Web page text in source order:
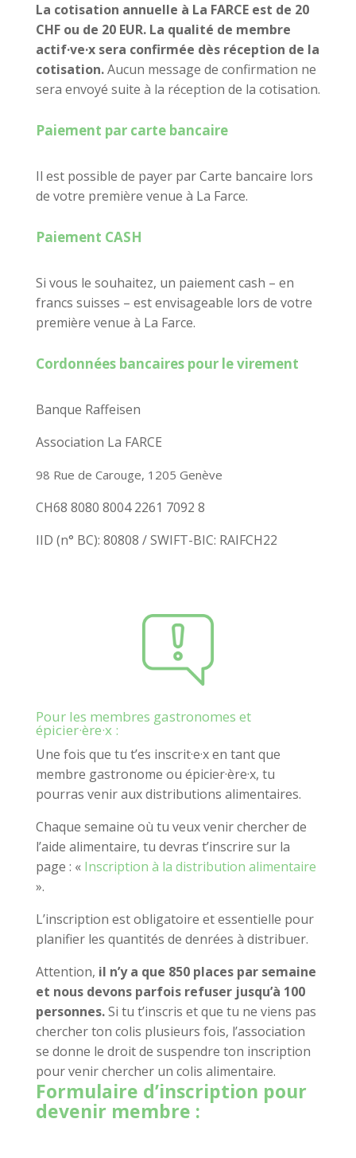
La cotisation annuelle à La FARCE est de 20
CHF ou de 20 EUR. La qualité de membre
actif·ve·x sera confirmée dès réception de la
cotisation.Aucun message de confirmation ne
sera envoyé suite à la réception de la cotisation.
Paiement par carte bancaire
Il est possible de payer par Carte bancaire lors
de votre première venue à La Farce.
Paiement CASH
Si vous le souhaitez, un paiement cash – en
francs suisses – est envisageable lors de votre
première venue à La Farce.
Cordonnées bancaires pour le virement
Banque Raffeisen
Association La FARCE
98 Rue de Carouge, 1205 Genève
CH68 8080 8004 2261 7092 8
IID (n° BC): 80808 / SWIFT-BIC: RAIFCH22
Pour les membres gastronomes et
épicier·ère·x :
Une fois que tu t’es inscrit·e·xen tant que
membre gastronome ou épicier·ère·x, tu
pourras venir aux distributions alimentaires.
Chaque semaine où tu veux venir chercher de
l’aide alimentaire, tu devras t’inscrire sur la
page : «Inscription à la distribution alimentaire
».
L’inscription est obligatoire et essentielle pour
planifier les quantités de denrées à distribuer.
Attention, il n’y a que 850 places par semaine
et nous devons parfois refuser jusqu’à 100
personnes.Si tu t’inscris et que tu ne viens pas
chercher ton colis plusieurs fois, l’association
se donne le droit de suspendre ton inscription
pour venir chercher un colis alimentaire.
Formulaire d’inscription pour
devenir membre :